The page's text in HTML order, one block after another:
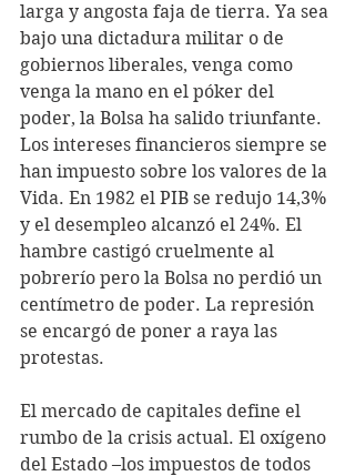
larga y angosta faja de tierra. Ya sea
bajo una dictadura militar o de
gobiernos liberales, venga como
venga la mano en el póker del
poder, la Bolsa ha salido triunfante.
Los intereses financieros siempre se
han impuesto sobre los valores de la
Vida. En 1982 el PIB se redujo 14,3%
y el desempleo alcanzó el 24%. El
hambre castigó cruelmente al
pobrerío pero la Bolsa no perdió un
centímetro de poder. La represión
se encargó de poner a raya las
protestas.
El mercado de capitales define el
rumbo de la crisis actual. El oxígeno
del Estado –los impuestos de todos